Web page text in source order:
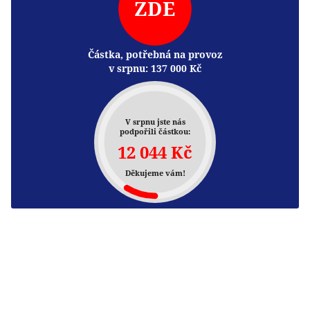
ZDE
Částka, potřebná na provoz
v srpnu: 137 000 Kč
V srpnu jste nás
podpořili částkou:
12 044 Kč
Děkujeme vám!